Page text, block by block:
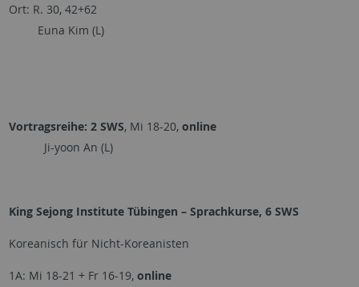
Ort: R. 30, 42+62
Euna Kim (L)
Vortragsreihe: 2 SWS, Mi 18-20, online
Ji-yoon An (L)
King Sejong Institute Tübingen – Sprachkurse, 6 SWS
Koreanisch für Nicht-Koreanisten
1A: Mi 18-21 + Fr 16-19, online